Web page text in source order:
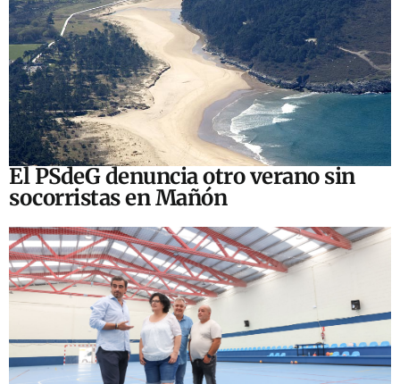
El PSdeG denuncia otro verano sin
socorristas en Mañón